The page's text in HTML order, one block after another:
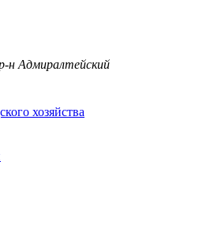
н Адмиралтейский
хозяйства